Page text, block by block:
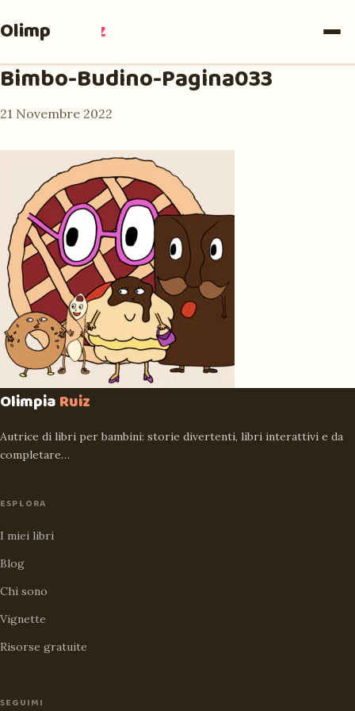
Olimpia Ruiz
Bimbo-Budino-Pagina033
21 Novembre 2022
OlimpiaRuiz
Autrice di libri per bambini: storie divertenti, libri interattivi e da
completare…
ESPLORA
I miei libri
Blog
Chi sono
Vignette
Risorse gratuite
SEGUIMI